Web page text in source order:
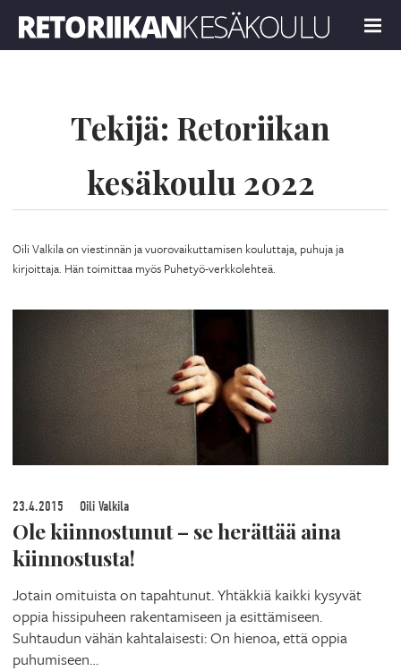
MENU
Tekijä: Retoriikan
kesäkoulu 2022
Oili Valkila on viestinnän ja vuorovaikuttamisen kouluttaja, puhuja ja
kirjoittaja. Hän toimittaa myös Puhetyö-verkkolehteä.
23.4.2015 Oili Valkila
Ole kiinnostunut – se herättää aina
kiinnostusta!
Jotain omituista on tapahtunut. Yhtäkkiä kaikki kysyvät
oppia hissipuheen rakentamiseen ja esittämiseen.
Suhtaudun vähän kahtalaisesti: On hienoa, että oppia
puhumiseen…